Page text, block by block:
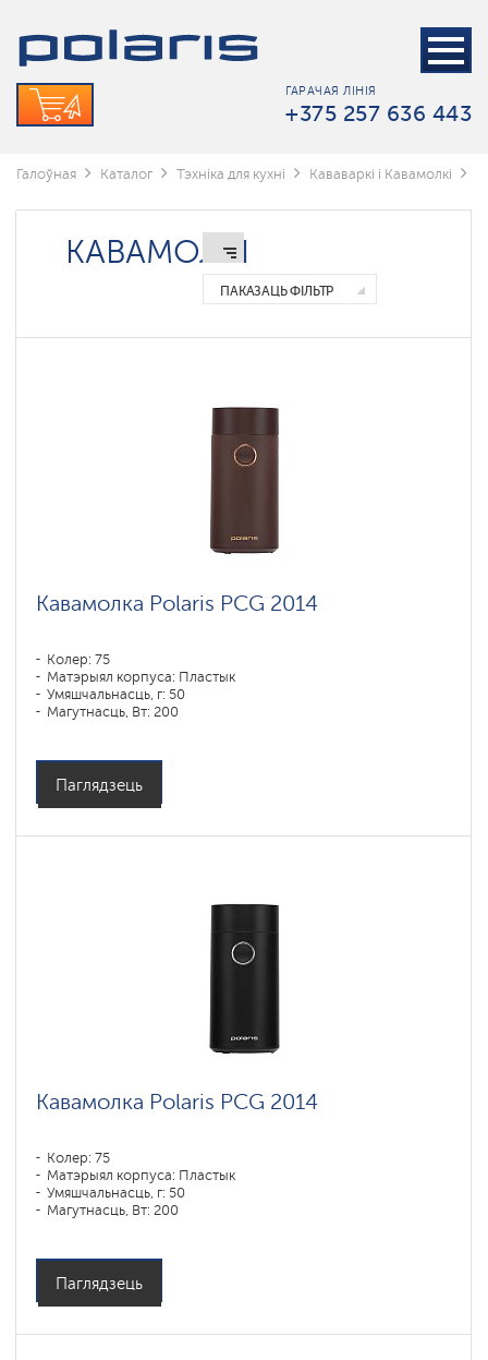
ГАРАЧАЯ ЛІНІЯ
+375 257 636 443
Галоўная Каталог Тэхніка для кухні Кававаркі і Кавамолкі
КАВАМОЛКІ
ПАКАЗАЦЬ ФІЛЬТР
Кавамолка Polaris PCG 2014
Колер: 75
Матэрыял корпуса: Пластык
Умяшчальнасць, г: 50
Магутнасць, Вт: 200
Паглядзець
Кавамолка Polaris PCG 2014
Колер: 75
Матэрыял корпуса: Пластык
Умяшчальнасць, г: 50
Магутнасць, Вт: 200
Паглядзець
Кофемашины
Кававаркі
Кавамолкі